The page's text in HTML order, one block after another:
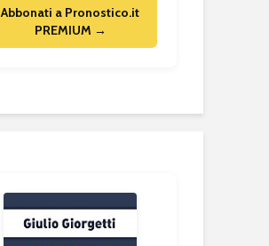
Abbonati a Pronostico.it
PREMIUM →